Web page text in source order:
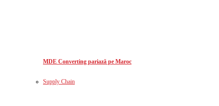
MDE Converting pariază pe Maroc
Supply Chain